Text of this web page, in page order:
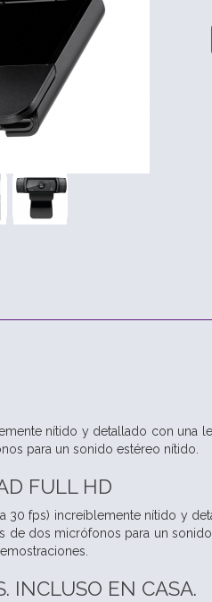
nítido y detallado con una
para un sonido estéreo nítido.
FULL HD
30 fps) increíblemente nítido y
de dos micrófonos para un
INCLUSO EN CASA.